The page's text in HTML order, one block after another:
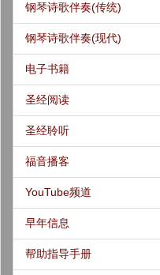
钢琴诗歌伴奏(传统)
钢琴诗歌伴奏(现代)
电子书籍
圣经阅读
圣经聆听
福音播客
YouTube频道
早年信息
帮助指导手册